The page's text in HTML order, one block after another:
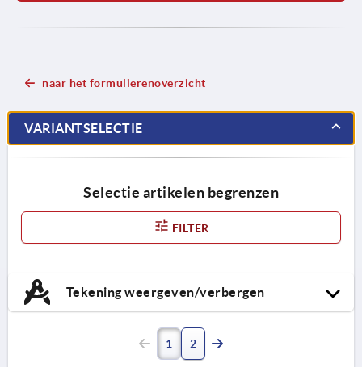
naar het formulierenoverzicht
VARIANTSELECTIE
Selectie artikelen begrenzen
FILTER
Tekening weergeven/verbergen
1 2